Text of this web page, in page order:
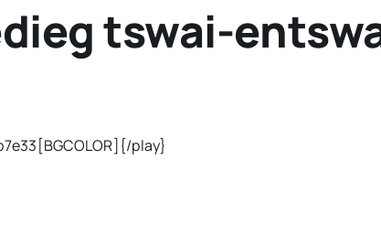
tswai-
play}